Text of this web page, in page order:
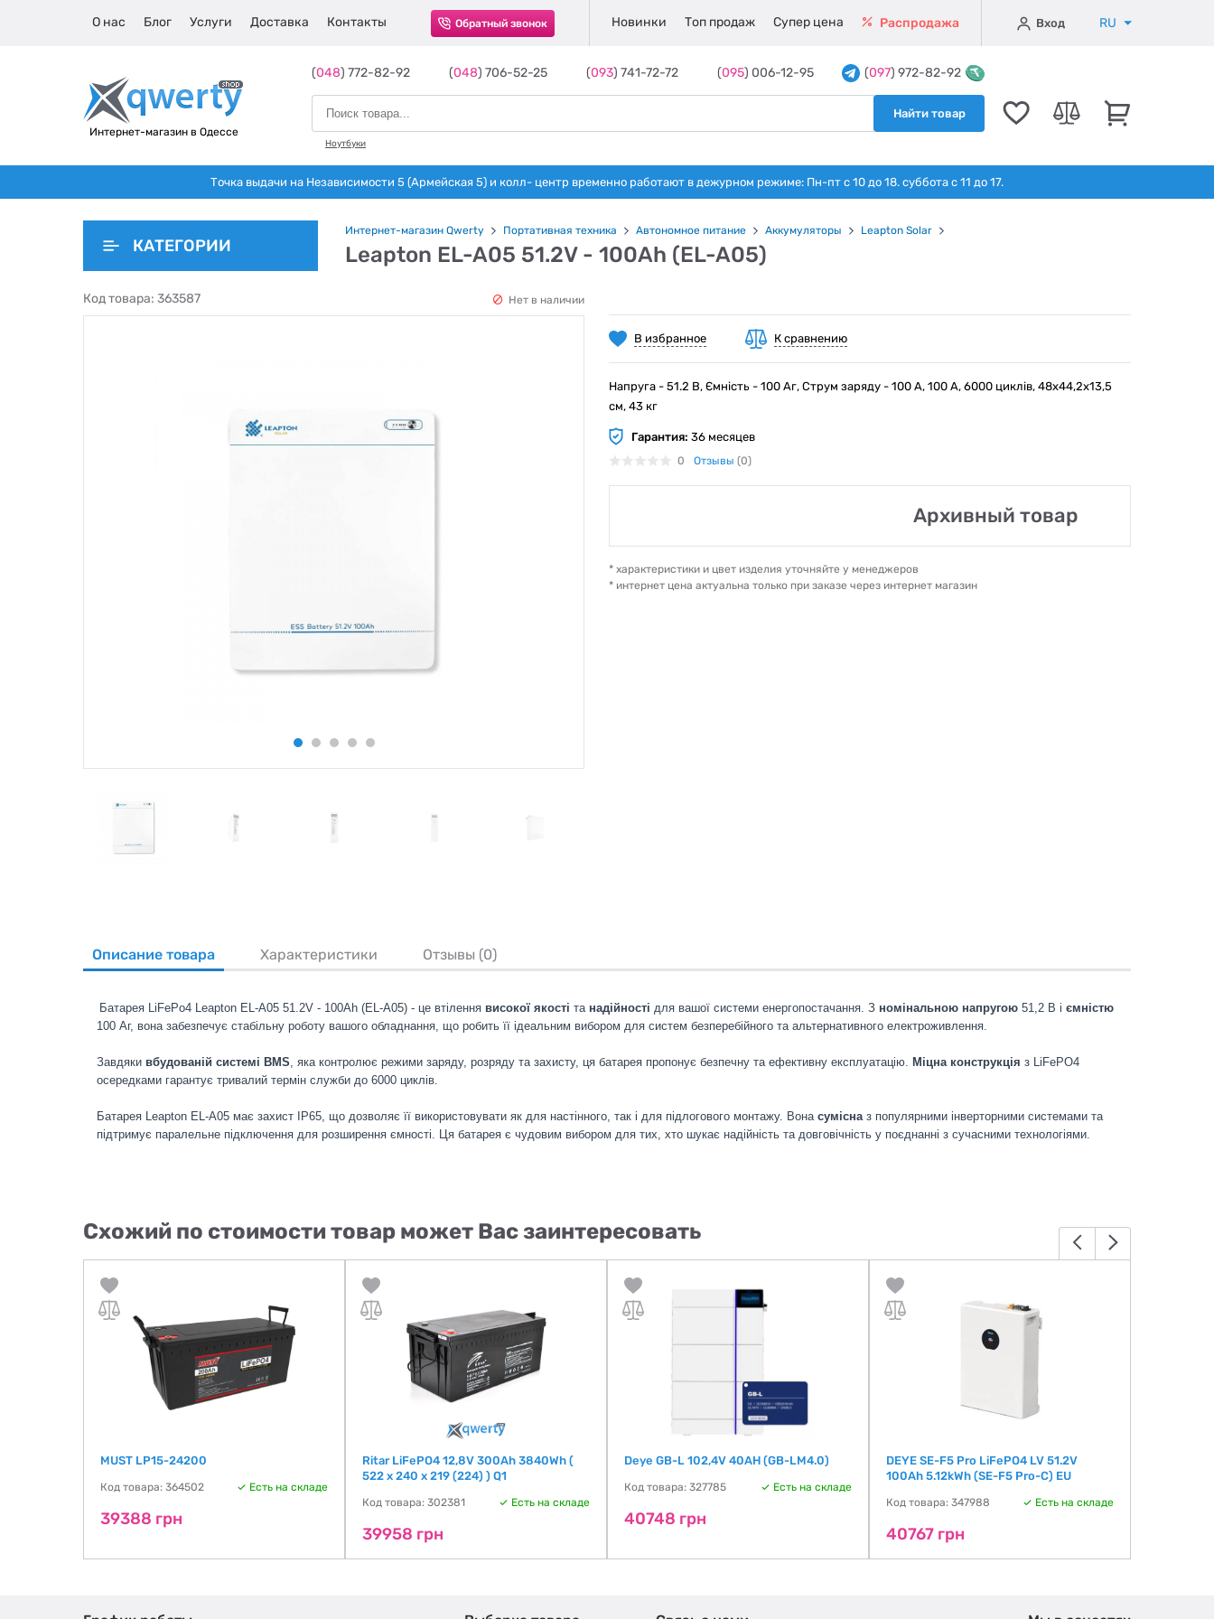
О нас Блог Услуги Доставка Контакты Обратный звонок Новинки Топ продаж Супер цена Распродажа Вход RU
Интернет-магазин в Одессе
(048) 772-82-92 (048) 706-52-25 (093) 741-72-72 (095) 006-12-95 (097) 972-82-92
Найти товар
Ноутбуки
Точка выдачи на Независимости 5 (Армейская 5) и колл- центр временно работают в дежурном режиме: Пн-пт с 10 до 18. суббота с 11 до 17.
КАТЕГОРИИ
Интернет-магазин Qwerty Портативная техника Автономное питание Аккумуляторы Leapton Solar
Leapton EL-A05 51.2V - 100Ah (EL-A05)
Код товара: 363587 Нет в наличии
В избранное К сравнению
Напруга - 51.2 В, Ємність - 100 Аг, Струм заряду - 100 А, 100 А, 6000 циклів, 48х44,2х13,5
см, 43 кг
Гарантия: 36 месяцев
0 Отзывы (0)
Архивный товар
* характеристики и цвет изделия уточняйте у менеджеров
* интернет цена актуальна только при заказе через интернет магазин
Описание товара Характеристики Отзывы (0)
Батарея LiFePo4 Leapton EL-A05 51.2V - 100Ah (EL-A05) - це втілення високої якості та надійності для вашої системи енергопостачання. З номінальною напругою 51,2 В і ємністю
100 Аг, вона забезпечує стабільну роботу вашого обладнання, що робить її ідеальним вибором для систем безперебійного та альтернативного електроживлення.
Завдяки вбудованій системі BMS, яка контролює режими заряду, розряду та захисту, ця батарея пропонує безпечну та ефективну експлуатацію. Міцна конструкція з LiFePO4
осередками гарантує тривалий термін служби до 6000 циклів.
Батарея Leapton EL-A05 має захист IP65, що дозволяє її використовувати як для настінного, так і для підлогового монтажу. Вона сумісназ популярними інверторними системами та
підтримує паралельне підключення для розширення ємності. Ця батарея є чудовим вибором для тих, хто шукає надійність та довговічність у поєднанні з сучасними технологіями.
Схожий по стоимости товар может Вас заинтересовать
MUST LP15-24200
Код товара: 364502 Есть на складе
39388 грн
Ritar LiFePO4 12,8V 300Ah 3840Wh (
522 х 240 х 219 (224) ) Q1
Код товара: 302381 Есть на складе
39958 грн
Deye GB-L 102,4V 40AH (GB-LM4.0)
Код товара: 327785 Есть на складе
40748 грн
DEYE SE-F5 Pro LiFePO4 LV 51.2V
100Ah 5.12kWh (SE-F5 Pro-C) EU
Код товара: 347988 Есть на складе
40767 грн